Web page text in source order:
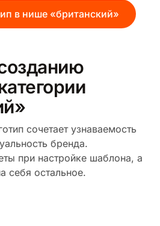
в нише «британский»
сочетает узнаваемость
бренда.
при настройке шаблона, а
себя остальное.